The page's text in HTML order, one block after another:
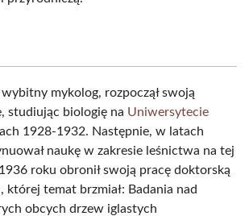
mykolog, rozpoczął swoją
studiując biologię na Uniwersytecie
1928-1932. Następnie, w latach
naukę w zakresie leśnictwa na tej
roku obronił swoją pracę doktorską
której temat brzmiał: Badania nad
obcych drzew iglastych